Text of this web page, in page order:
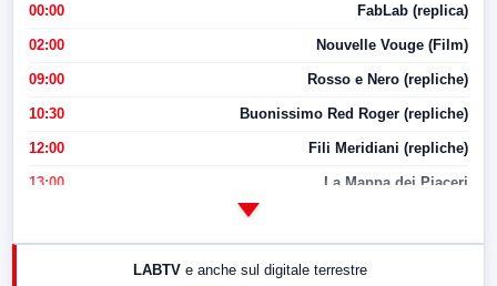
00:00 FabLab (replica)
02:00 Nouvelle Vouge (Film)
09:00 Rosso e Nero (repliche)
10:30 Buonissimo Red Roger (repliche)
12:00 Fili Meridiani (repliche)
13:00 La Mappa dei Piaceri
17:00 LabNews (replica)
LABTV e anche sul digitale terrestre